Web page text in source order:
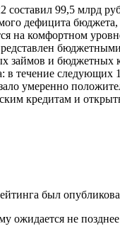
составил 99,5 млрд
дефицита бюджета,
на комфортном
займов и бюджетных
в течение следующих
умеренно
кредитам и
был
ожидается не